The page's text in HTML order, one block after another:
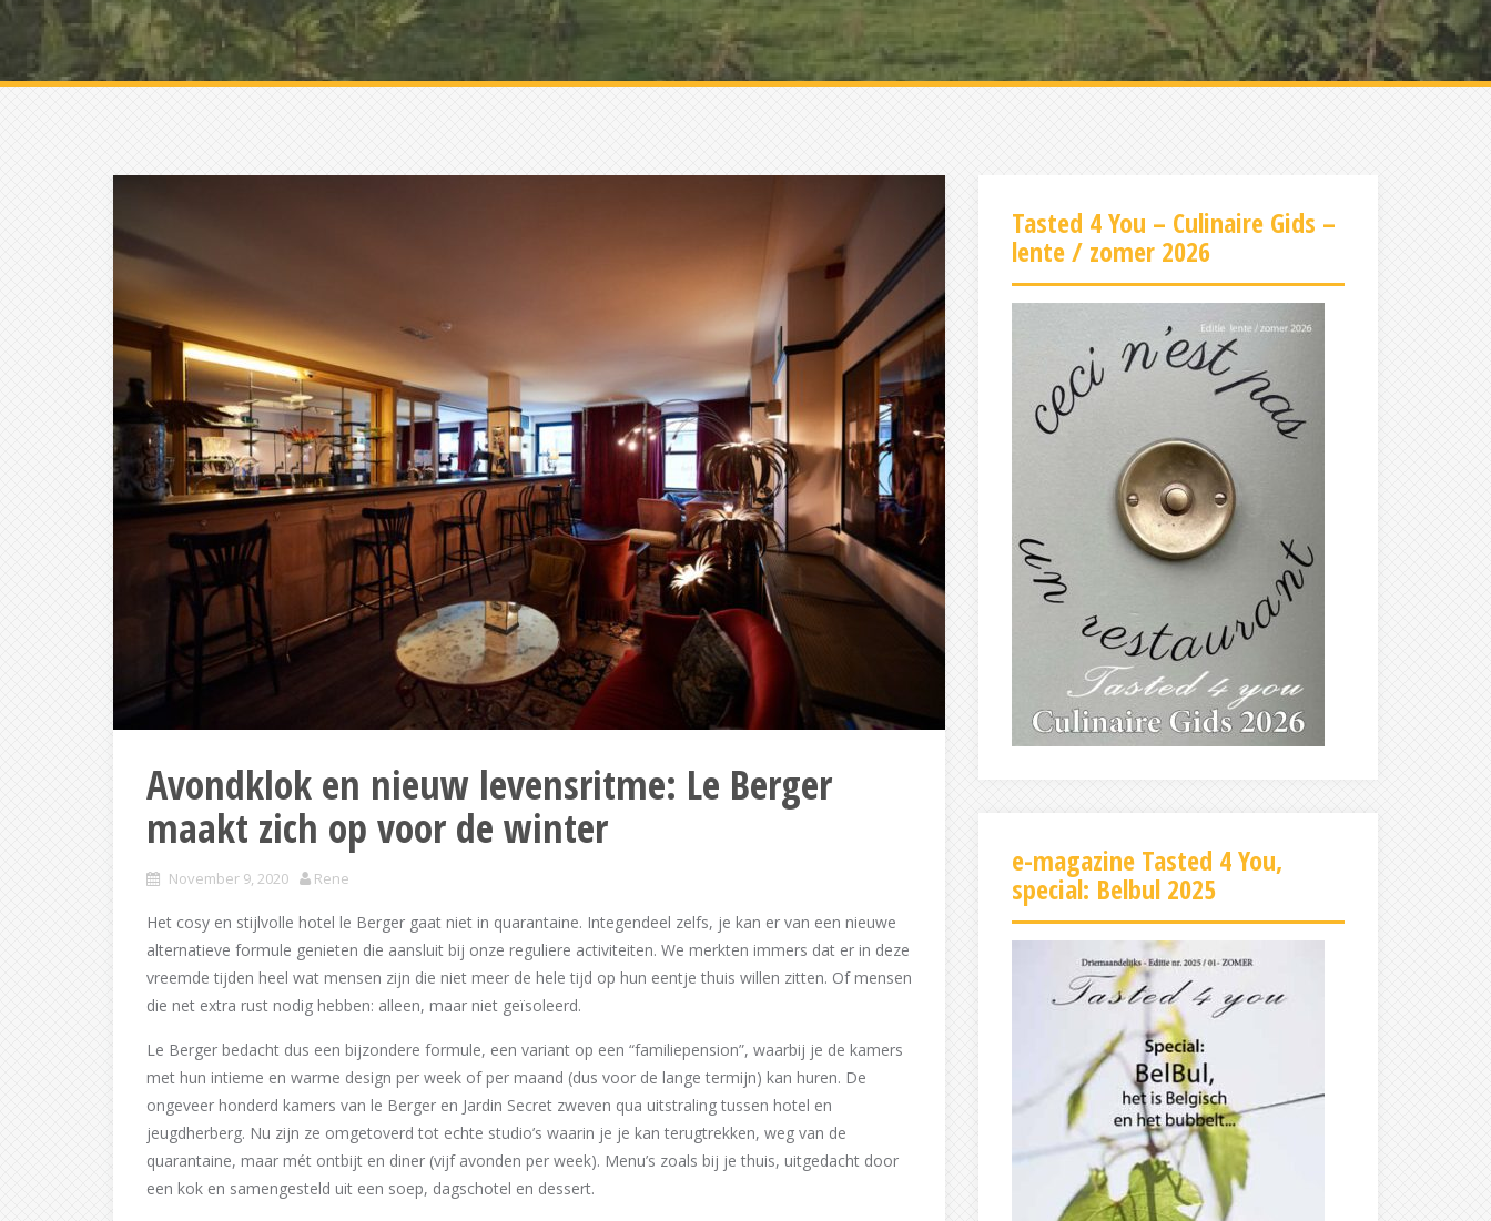
Avondklok en nieuw levensritme: Le Berger
maakt zich op voor de winter
November 9, 2020 Rene
Het cosy en stijlvolle hotel le Berger gaat niet in quarantaine. Integendeel zelfs, je kan er van een nieuwe
alternatieve formule genieten die aansluit bij onze reguliere activiteiten. We merkten immers dat er in deze
vreemde tijden heel wat mensen zijn die niet meer de hele tijd op hun eentje thuis willen zitten. Of mensen
die net extra rust nodig hebben: alleen, maar niet geïsoleerd.
Le Berger bedacht dus een bijzondere formule, een variant op een “familiepension”, waarbij je de kamers
met hun intieme en warme design per week of per maand (dus voor de lange termijn) kan huren. De
ongeveer honderd kamers van le Berger en Jardin Secret zweven qua uitstraling tussen hotel en
jeugdherberg. Nu zijn ze omgetoverd tot echte studio’s waarin je je kan terugtrekken, weg van de
quarantaine, maar mét ontbijt en diner (vijf avonden per week). Menu’s zoals bij je thuis, uitgedacht door
een kok en samengesteld uit een soep, dagschotel en dessert.
Tasted 4 You – Culinaire Gids –
lente / zomer 2026
e-magazine Tasted 4 You,
special: Belbul 2025